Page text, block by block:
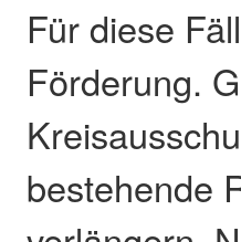
Für diese
Förderung.
bestehende